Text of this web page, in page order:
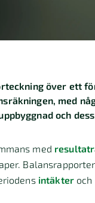
över ett
med
och
med
intäkter och